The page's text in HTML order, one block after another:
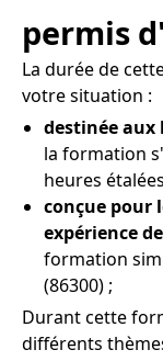
permis
La durée de
votre situation :
destinée aux
la formation
heures
conçue pour
expérience
formation
(86300) ;
Durant cette
différents